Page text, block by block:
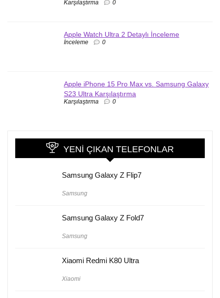
Karşılaştırma 0
Apple Watch Ultra 2 Detaylı İnceleme
İnceleme 0
Apple iPhone 15 Pro Max vs. Samsung Galaxy
S23 Ultra Karşılaştırma
Karşılaştırma 0
YENI ÇIKAN TELEFONLAR
Samsung Galaxy Z Flip7
Samsung
Samsung Galaxy Z Fold7
Samsung
Xiaomi Redmi K80 Ultra
Xiaomi